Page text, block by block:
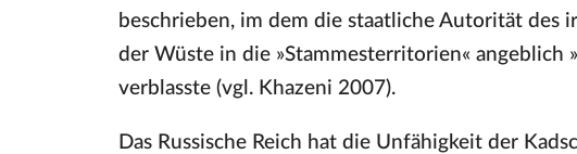
beschrieben, im dem die staatliche Autorität des
der Wüste in die »Stammesterritorien« angeblich
verblasste (vgl. Khazeni 2007).
Das Russische Reich hat die Unfähigkeit der